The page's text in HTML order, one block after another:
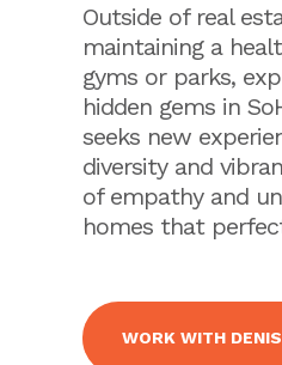
Outside of real
maintaining a
gyms or parks,
hidden gems in
seeks new
diversity and
of empathy and
homes that
WORK WITH